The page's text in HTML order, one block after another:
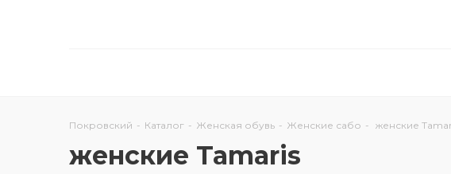
Покровский - Каталог - Женская обувь - Женские сабо - женские
женские Tamaris